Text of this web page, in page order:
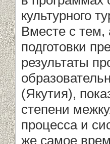
культурного
Вместе с тем,
подготовки
результаты
(Якутия),
степени
процесса и
же самое